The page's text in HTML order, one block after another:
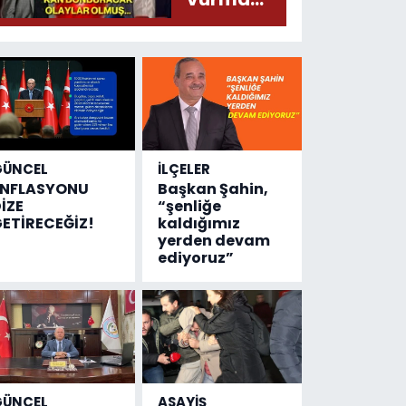
olayında
geldi...
Meğer, kan
donduracak
olaylar
olmuş...
İLÇELER
Başkan Şahin,
“şenliğe
kaldığımız
yerden devam
ediyoruz”
ASAYİŞ